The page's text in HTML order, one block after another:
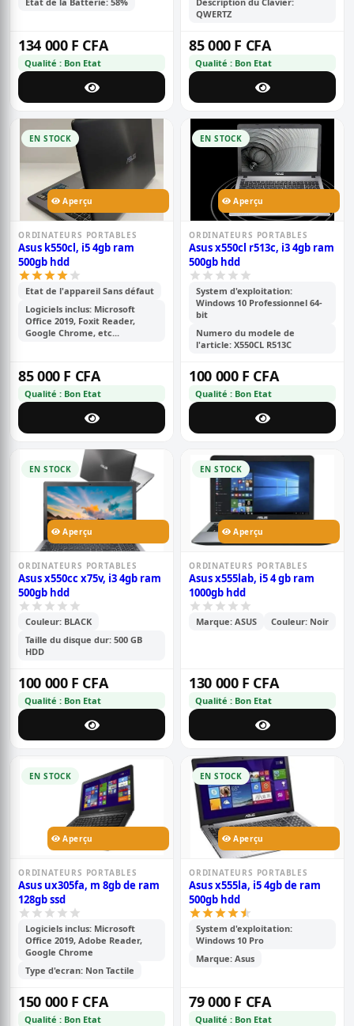
134 000 F CFA
Qualité : Bon Etat
QWERTZ
85 000 F CFA
Qualité : Bon Etat
EN STOCK
Aperçu
ORDINATEURS PORTABLES
Asus k550cl, i5 4gb ram
500gb hdd
Etat de l'appareil Sans défaut
Logiciels inclus: Microsoft
Office 2019, Foxit Reader,
Google Chrome, etc...
85 000 F CFA
Qualité : Bon Etat
EN STOCK
Aperçu
ORDINATEURS PORTABLES
Asus x550cl r513c, i3 4gb ram
500gb hdd
System d'exploitation:
Windows 10 Professionnel 64-
bit
Numero du modele de
l'article: X550CL R513C
100 000 F CFA
Qualité : Bon Etat
EN STOCK
Aperçu
ORDINATEURS PORTABLES
Asus x550cc x75v, i3 4gb ram
500gb hdd
Couleur: BLACK
Taille du disque dur: 500 GB
HDD
100 000 F CFA
Qualité : Bon Etat
EN STOCK
Aperçu
ORDINATEURS PORTABLES
Asus x555lab, i5 4 gb ram
1000gb hdd
Marque: ASUS Couleur: Noir
130 000 F CFA
Qualité : Bon Etat
EN STOCK
Aperçu
ORDINATEURS PORTABLES
Asus ux305fa, m 8gb de ram
128gb ssd
Logiciels inclus: Microsoft
Office 2019, Adobe Reader,
Google Chrome
Type d'ecran: Non Tactile
150 000 F CFA
Qualité : Bon Etat
EN STOCK
Aperçu
ORDINATEURS PORTABLES
Asus x555la, i5 4gb de ram
500gb hdd
System d'exploitation:
Windows 10 Pro
Marque: Asus
79 000 F CFA
Qualité : Bon Etat